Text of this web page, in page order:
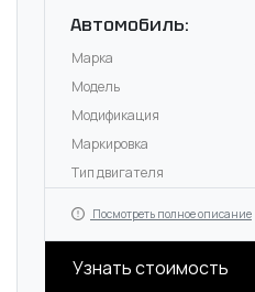
Автомобиль:
Марка
Модель
Модификация
Маркировка
Тип двигателя
Посмотреть полное описание
Узнать стоимость